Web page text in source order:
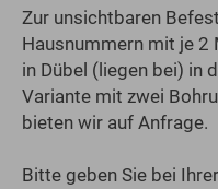
Zur unsichtbaren
Hausnummern mit je
in Dübel (liegen bei) in
Variante mit zwei
bieten wir auf Anfrage.
Bitte geben Sie bei